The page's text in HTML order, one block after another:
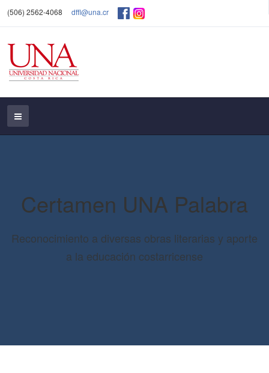
(506) 2562-4068 dffl@una.cr
Certamen UNA Palabra
Reconocimiento a diversas obras literarias y aporte
a la educación costarricense